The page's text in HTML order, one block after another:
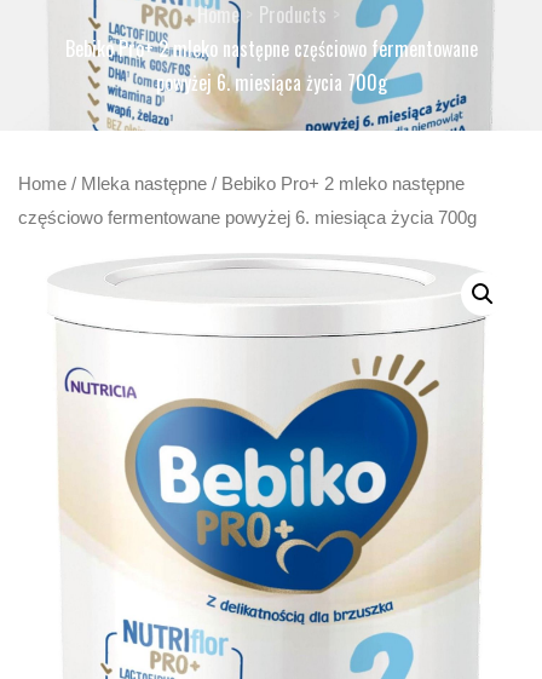
Home
Products
Bebiko Pro+ 2 mleko następne częściowo fermentowane
powyżej 6. miesiąca życia 700g
Home / Mleka następne / Bebiko Pro+ 2 mleko następne
częściowo fermentowane powyżej 6. miesiąca życia 700g